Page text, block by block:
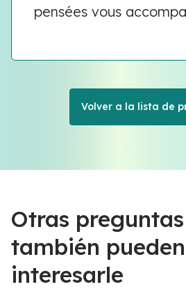
pensées vous
Volver a la lista de
Otras
también pueden
interesarle